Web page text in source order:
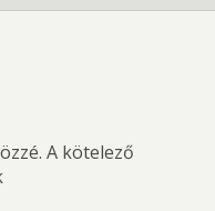
A kötelező